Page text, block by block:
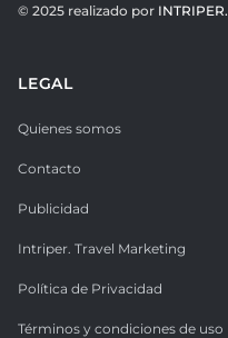
© 2025 realizado por INTRIPER.
LEGAL
Quienes somos
Contacto
Publicidad
Intriper. Travel Marketing
Política de Privacidad
Términos y condiciones de uso